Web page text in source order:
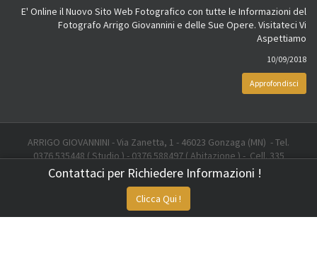
E' Online il Nuovo Sito Web Fotografico con tutte le Informazioni del
Fotografo Arrigo Giovannini e delle Sue Opere. Visitateci Vi
Aspettiamo
10/09/2018
Approfondisci
ARRIGO GIOVANNINI - Via Zanetta, 1 - 46023 Gonzaga (MN) - Tel.
0376 535448 ( Studio ) - 0376 588497 ( Abitazione ) - Cell. 335
6707378 - Email: info@arrigogiovannini.it
Created bySistemi Applicati Sas
Contattaci per Richiedere Informazioni !
Clicca Qui !